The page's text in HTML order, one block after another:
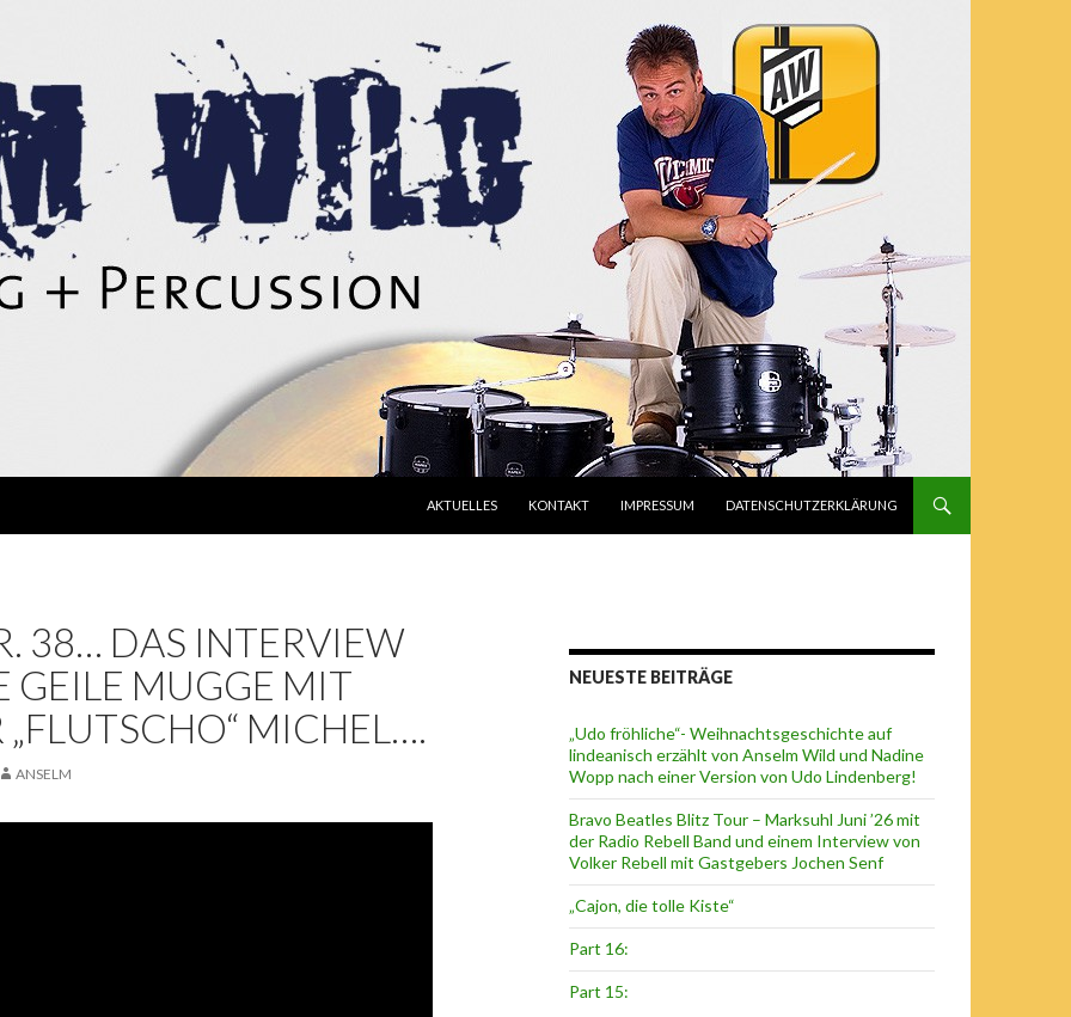
AKTUELLES
KONTAKT IMPRESSUM DATENSCHUTZERKLÄRUNG
38… DAS INTERVIEW
GEILE MUGGE MIT
„FLUTSCHO“ MICHEL….
ANSELM
NEUESTE BEITRÄGE
„Udo fröhliche“- Weihnachtsgeschichte auf
lindeanisch erzählt von Anselm Wild und Nadine
Wopp nach einer Version von Udo Lindenberg!
Bravo Beatles Blitz Tour – Marksuhl Juni ’26 mit
der Radio Rebell Band und einem Interview von
Volker Rebell mit Gastgebers Jochen Senf
„Cajon, die tolle Kiste“
Part 16:
Part 15: